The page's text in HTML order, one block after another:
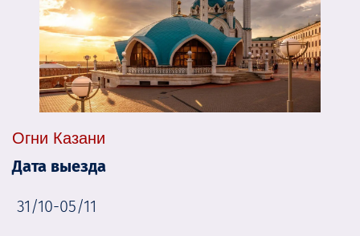
Огни Казани
Дата выезда
31/10-05/11